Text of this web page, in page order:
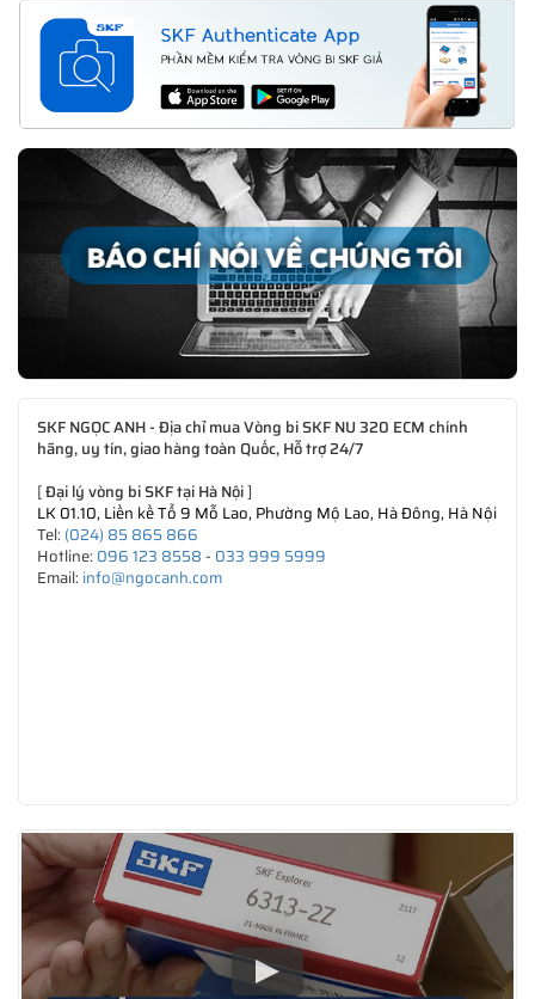
SKF NGỌC ANH - Địa chỉ mua Vòng bi SKF NU 320 ECM chính
hãng, uy tín, giao hàng toàn Quốc, Hỗ trợ 24/7
[Đại lý vòng bi SKF tại Hà Nội]
LK 01.10, Liền kề Tổ 9 Mỗ Lao, Phường Mộ Lao, Hà Đông, Hà Nội
Tel: (024) 85 865 866
Hotline: 096 123 8558- 033 999 5999
Email: info@ngocanh.com